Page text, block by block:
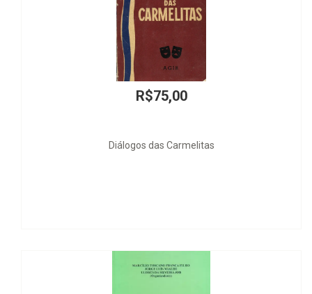
R$50,00
A Reforma do Código de Processo Penal